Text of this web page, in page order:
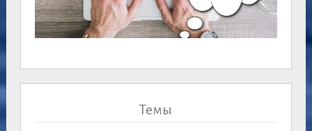
Темы